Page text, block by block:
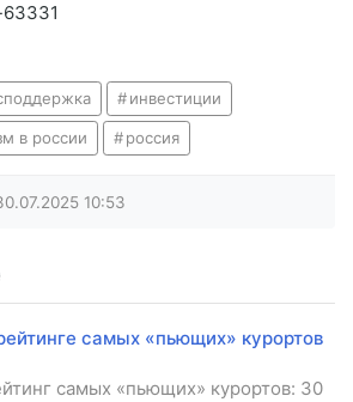
инвестиции
в россии россия
10:53
самых «пьющих» курортов
самых «пьющих» курортов: 30